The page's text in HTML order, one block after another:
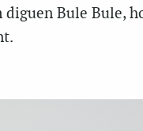
Bule Bule,